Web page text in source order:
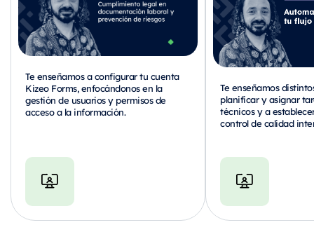
Te enseñamos a configurar tu cuenta
Kizeo Forms, enfocándonos en la
gestión de usuarios y permisos de
acceso a la información.
Te enseñamos
planificar y asignar
técnicos y a
control de calidad